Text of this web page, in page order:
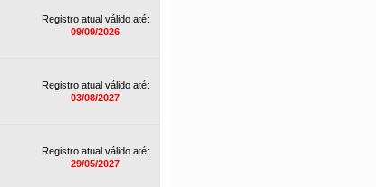
Registro atual válido até:
09/09/2026
Registro atual válido até:
03/08/2027
Registro atual válido até:
29/05/2027